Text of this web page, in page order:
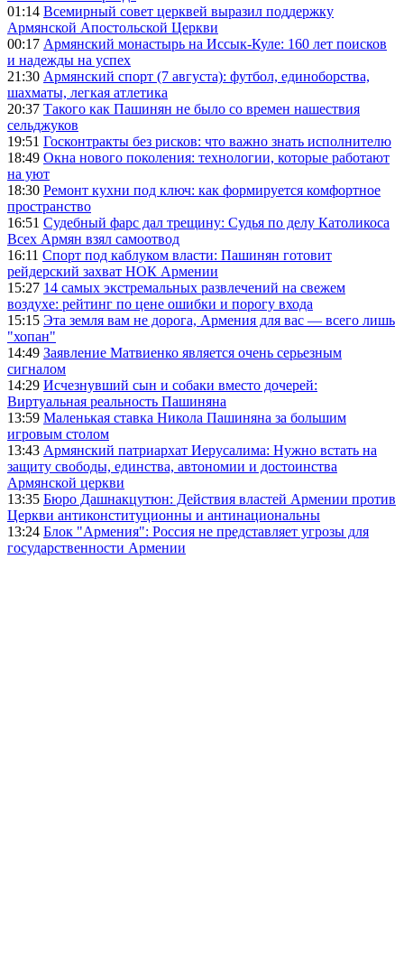
01:14 Всемирный совет церквей выразил поддержку
Армянской Апостольской Церкви
00:17 Армянский монастырь на Иссык-Куле: 160 лет поисков
и надежды на успех
21:30 Армянский спорт (7 августа): футбол, единоборства,
шахматы, легкая атлетика
20:37 Такого как Пашинян не было со времен нашествия
сельджуков
19:51 Госконтракты без рисков: что важно знать исполнителю
18:49 Окна нового поколения: технологии, которые работают
на уют
18:30 Ремонт кухни под ключ: как формируется комфортное
пространство
16:51 Судебный фарс дал трещину: Судья по делу Католикоса
Всех Армян взял самоотвод
16:11 Спорт под каблуком власти: Пашинян готовит
рейдерский захват НОК Армении
15:27 14 самых экстремальных развлечений на свежем
воздухе: рейтинг по цене ошибки и порогу входа
15:15 Эта земля вам не дорога, Армения для вас — всего лишь
"хопан"
14:49 Заявление Матвиенко является очень серьезным
сигналом
14:29 Исчезнувший сын и собаки вместо дочерей:
Виртуальная реальность Пашиняна
13:59 Маленькая ставка Никола Пашиняна за большим
игровым столом
13:43 Армянский патриархат Иерусалима: Нужно встать на
защиту свободы, единства, автономии и достоинства
Армянской церкви
13:35 Бюро Дашнакцутюн: Действия властей Армении против
Церкви антиконституционны и антинациональны
13:24 Блок "Армения": Россия не представляет угрозы для
государственности Армении